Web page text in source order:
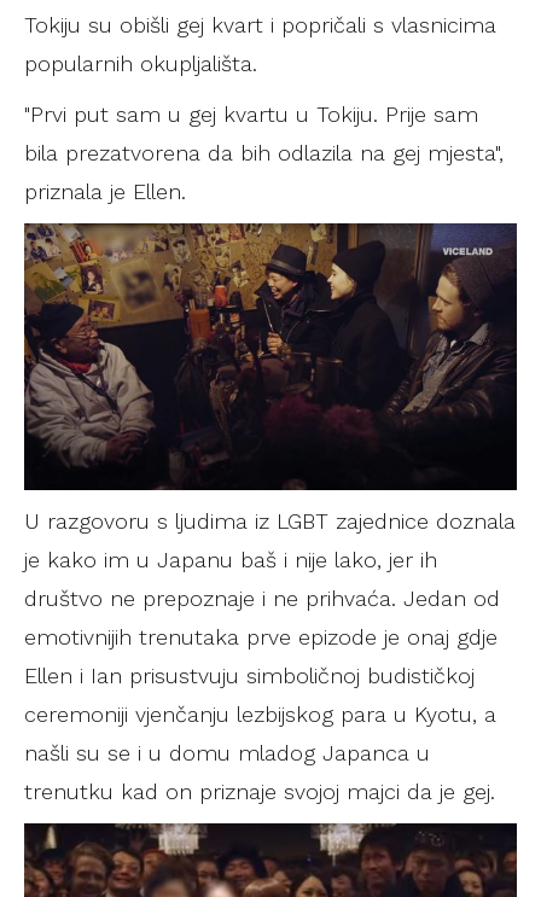
Tokiju su obišli gej kvart i popričali s vlasnicima
popularnih okupljališta.
"Prvi put sam u gej kvartu u Tokiju. Prije sam
bila prezatvorena da bih odlazila na gej mjesta",
priznala je Ellen.
U razgovoru s ljudima iz LGBT zajednice doznala
je kako im u Japanu baš i nije lako, jer ih
društvo ne prepoznaje i ne prihvaća. Jedan od
emotivnijih trenutaka prve epizode je onaj gdje
Ellen i Ian prisustvuju simboličnoj budističkoj
ceremoniji vjenčanju lezbijskog para u Kyotu, a
našli su se i u domu mladog Japanca u
trenutku kad on priznaje svojoj majci da je gej.